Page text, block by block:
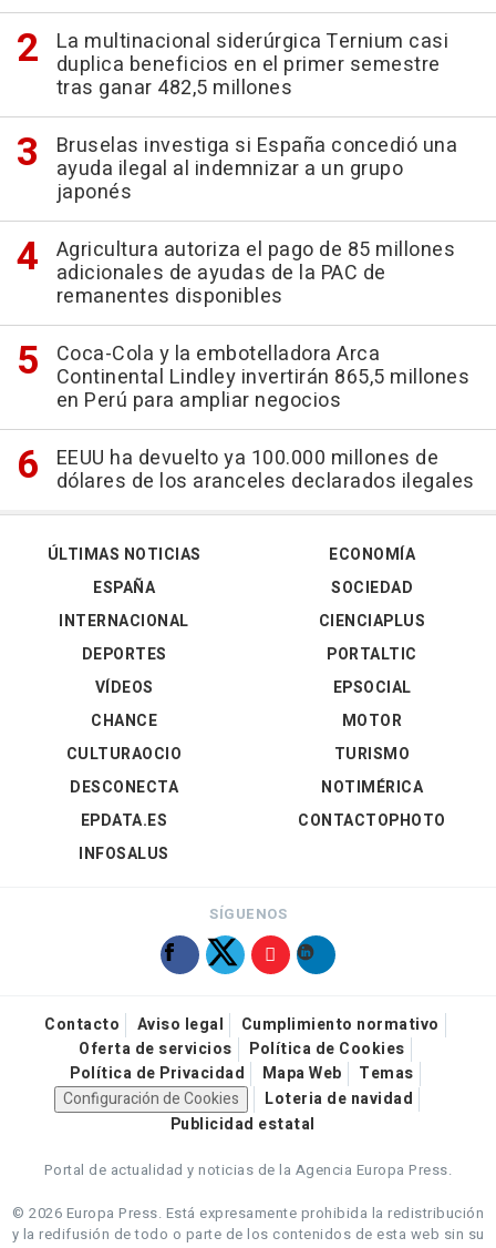
La multinacional siderúrgica Ternium casi
duplica beneficios en el primer semestre
tras ganar 482,5 millones
Bruselas investiga si España concedió una
ayuda ilegal al indemnizar a un grupo
japonés
Agricultura autoriza el pago de 85 millones
adicionales de ayudas de la PAC de
remanentes disponibles
Coca-Cola y la embotelladora Arca
Continental Lindley invertirán 865,5 millones
en Perú para ampliar negocios
EEUU ha devuelto ya 100.000 millones de
dólares de los aranceles declarados ilegales
ÚLTIMAS NOTICIAS
ESPAÑA
INTERNACIONAL
DEPORTES
VÍDEOS
ECONOMÍA
SOCIEDAD
CIENCIAPLUS
PORTALTIC
EPSOCIAL
CHANCE
CULTURAOCIO
DESCONECTA
EPDATA.ES
INFOSALUS
MOTOR
TURISMO
NOTIMÉRICA
CONTACTOPHOTO
SÍGUENOS
Contacto Aviso legal
Cumplimiento normativo
Oferta de servicios
Política de Cookies
Política de Privacidad
Mapa Web
Temas
Configuración de Cookies
Loteria de navidad
Publicidad estatal
Portal de actualidad y noticias de la Agencia Europa Press.
© 2026 Europa Press. Está expresamente prohibida la redistribución
y la redifusión de todo o parte de los contenidos de esta web sin su